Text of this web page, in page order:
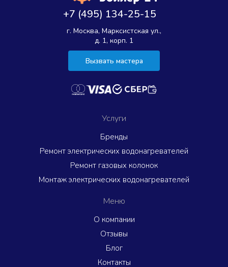
Вызвать мастера
+7 (495) 134-25-15
г. Москва, Марксистская ул.,
д. 1, корп. 1
Меню
О компании
Отзывы
Блог
Контакты
Услуги
Бренды
Ремонт электрических водонагревателей
Ремонт газовых колонок
Монтаж электрических водонагревателей